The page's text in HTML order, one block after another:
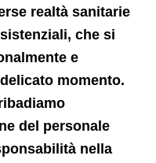
realtà sanitarie
che si
e
momento.
del personale
nella